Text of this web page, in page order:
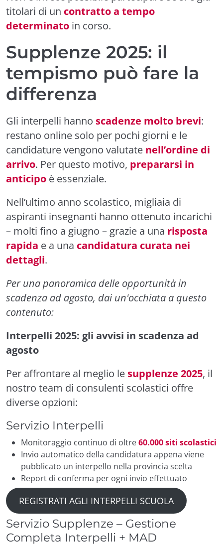
titolari di un contratto a tempo
determinato in corso.
Supplenze 2025: il
tempismo può fare la
differenza
Gli interpelli hanno scadenze molto brevi:
restano online solo per pochi giorni e le
candidature vengono valutate nell’ordine di
arrivo. Per questo motivo, prepararsi in
anticipo è essenziale.
Nell’ultimo anno scolastico, migliaia di
aspiranti insegnanti hanno ottenuto incarichi
– molti fino a giugno – grazie a una risposta
rapida e a una candidatura curata nei
dettagli.
Per una panoramica delle opportunità in
scadenza ad agosto, dai un'occhiata a questo
contenuto:
Interpelli 2025: gli avvisi in scadenza ad
agosto
Per affrontare al meglio le supplenze 2025, il
nostro team di consulenti scolastici offre
diverse opzioni:
Servizio Interpelli
Monitoraggio continuo di oltre60.000 siti scolastici
Invio automatico della candidatura appena viene
pubblicato un interpello nella provincia scelta
Report di conferma per ogni invio effettuato
REGISTRATI AGLI INTERPELLI SCUOLA
Servizio Supplenze – Gestione
Completa Interpelli + MAD